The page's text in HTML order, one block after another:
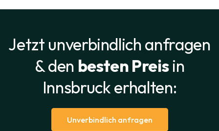
Jetzt unverbindlich anfragen
& den besten Preisin
Innsbruck erhalten:
Unverbindlich anfragen